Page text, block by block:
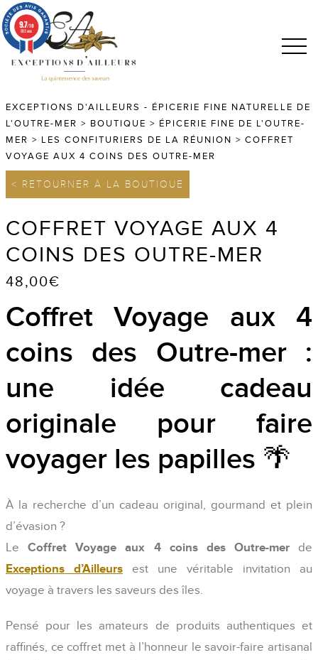
EXCEPTIONS D'AILLEURS - ÉPICERIE FINE NATURELLE DE
L'OUTRE-MER > BOUTIQUE > ÉPICERIE FINE DE L'OUTRE-
MER > LES CONFITURIERS DE LA RÉUNION > COFFRET
VOYAGE AUX 4 COINS DES OUTRE-MER
< RETOURNER À LA BOUTIQUE
COFFRET VOYAGE AUX 4
COINS DES OUTRE-MER
48,00€
Coffret Voyage aux 4
coins des Outre-mer :
une idée cadeau
originale pour faire
voyager les papilles 🌴
À la recherche d’un cadeau original, gourmand et plein
d’évasion ?
LeCoffret Voyage aux 4 coins des Outre-merde
Exceptions d’Ailleurs est une véritable invitation au
voyage à travers les saveurs des îles.
Pensé pour les amateurs de produits authentiques et
raffinés, ce coffret met à l’honneur le savoir-faire artisanal
9.7/10
683 avis